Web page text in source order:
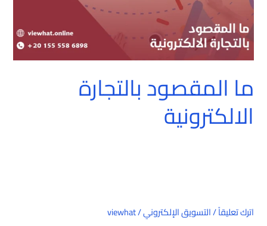
ما المقصود بالتجارة
الالكترونية
اترك تعليقاً/التسويق الإلكتروني/
viewhat